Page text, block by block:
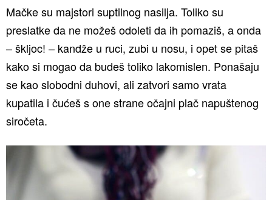
Mačke su majstori suptilnog nasilja. Toliko su
preslatke da ne možeš odoleti da ih pomaziš, a onda
– škljoc! – kandže u ruci, zubi u nosu, i opet se pitaš
kako si mogao da budeš toliko lakomislen. Ponašaju
se kao slobodni duhovi, ali zatvori samo vrata
kupatila i čućeš s one strane očajni plač napuštenog
siročeta.